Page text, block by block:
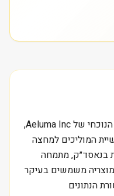
0.3 מיליארד דולר, זהו שווי השוק הנוכחי של Aeluma Inc,
המוליכים למחצה
בנאסד״ק, מתמחה
מוצריה משמשים בעיקר
הנתונים